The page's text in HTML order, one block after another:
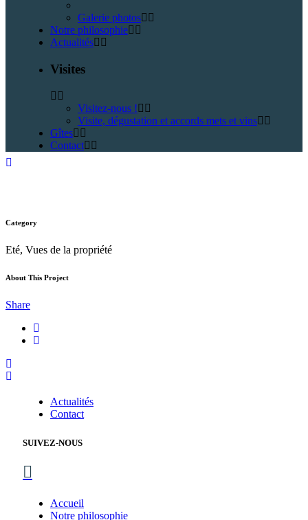
Galerie photos
Notre philosophie
Actualités
Visites
Visitez-nous !
Visite, dégustation et accords mets et vins
Gîtes
Contact
Category
Eté, Vues de la propriété
About This Project
Share
Actualités
Contact
SUIVEZ-NOUS
Accueil
Notre philosophie